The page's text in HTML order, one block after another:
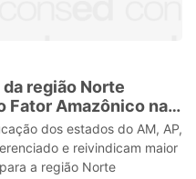
região Norte
Fator Amazônico na
dos estados do AM, AP,
e reivindicam maior
a região Norte